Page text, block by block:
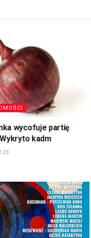
wycofuje partię
kadm
23